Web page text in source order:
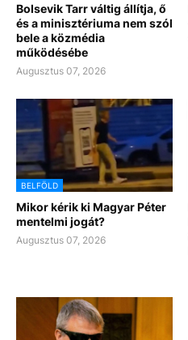
Bolsevik Tarr váltig állítja, ő
és a minisztériuma nem szól
bele a közmédia
működésébe
Augusztus 07, 2026
BELFÖLD
Mikor kérik ki Magyar Péter
mentelmi jogát?
Augusztus 07, 2026